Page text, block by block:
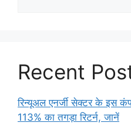
Recent
रिन्यूअल एनर्जी सेक्टर के इस
113% का तगड़ा रिटर्न, जानें